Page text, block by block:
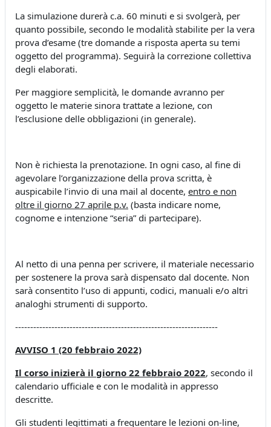
La simulazione durerà c.a. 60 minuti e si svolgerà, per
quanto possibile, secondo le modalità stabilite per la vera
prova d’esame (tre domande a risposta aperta su temi
oggetto del programma). Seguirà la correzione collettiva
degli elaborati.
Per maggiore semplicità, le domande avranno per
oggetto le materie sinora trattate a lezione, con
l’esclusione delle obbligazioni (in generale).
Non è richiesta la prenotazione. In ogni caso, al fine di
agevolare l’organizzazione della prova scritta, è
auspicabile l’invio di una mail al docente, entro e non
oltre il giorno 27 aprile p.v. (basta indicare nome,
cognome e intenzione “seria” di partecipare).
Al netto di una penna per scrivere, il materiale necessario
per sostenere la prova sarà dispensato dal docente. Non
sarà consentito l’uso di appunti, codici, manuali e/o altri
analoghi strumenti di supporto.
-------------------------------------------------------------------
AVVISO 1 (20 febbraio 2022)
Il corso inizierà il giorno 22 febbraio 2022, secondo il
calendario ufficiale e con le modalità in appresso
descritte.
Gli studenti legittimati a frequentare le lezioni on-line,